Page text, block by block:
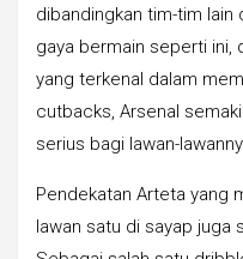
dibandingkan tim-tim lain
gaya bermain seperti ini,
yang terkenal dalam
cutbacks, Arsenal
serius bagi lawan-
Pendekatan Arteta yang
lawan satu di sayap